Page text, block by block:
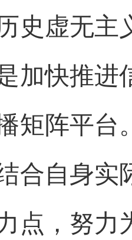
史虚无主
加快推进
矩阵平台
合自身实
点，努力